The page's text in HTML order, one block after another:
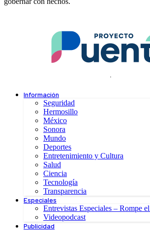
.
Información
Seguridad
Hermosillo
México
Sonora
Mundo
Deportes
Entretenimiento y Cultura
Salud
Ciencia
Tecnología
Transparencia
Especiales
Entrevistas Especiales – Rompe
Videopodcast
Publicidad